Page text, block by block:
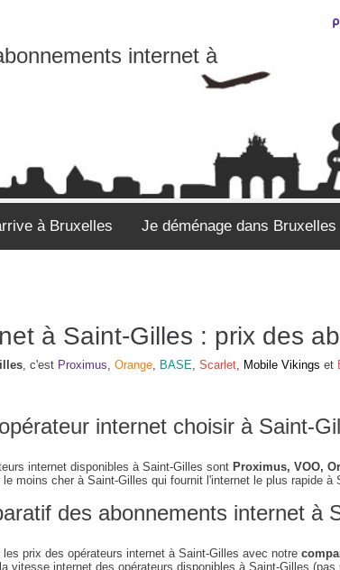
internet à
à Bruxelles Je déménage dans Bruxelles
à Saint-Gilles : prix des
, c'est Proximus, Orange, BASE, Scarlet, Mobile Vikings et
internet choisir à Saint-
internet disponibles à Saint-Gilles sont Proximus, VOO,
le moins cher à Saint-Gilles qui fournit l'internet le plus rapide à
des abonnements internet à
les prix des opérateurs internet à Saint-Gilles avec notre
vitesse internet des opérateurs disponibles à Saint-Gilles (pas